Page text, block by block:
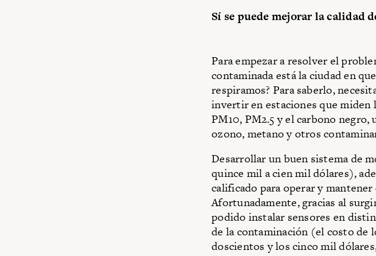
Sí se puede mejorar la calidad
Para empezar a resolver el
contaminada está la ciudad en
respiramos? Para saberlo,
invertir en estaciones que miden
PM10, PM2.5 y el carbono negro,
ozono, metano y otros
Desarrollar un buen sistema de
quince mil a cien mil dólares),
calificado para operar y
Afortunadamente, gracias al
podido instalar sensores en
de la contaminación (el costo de
doscientos y los cinco mil